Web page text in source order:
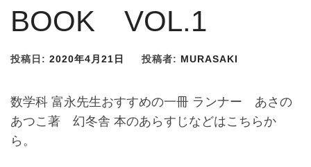
BOOK VOL.1
投稿日: 2020年4月21日 投稿者: MURASAKI
数学科 富永先生おすすめの一冊 ランナー あさの
あつこ著 幻冬舎 本のあらすじなどはこちらか
ら。